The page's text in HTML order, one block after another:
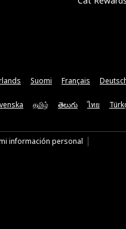
Suomi Français
தமிழ் తెలుగు ไทย
información personal